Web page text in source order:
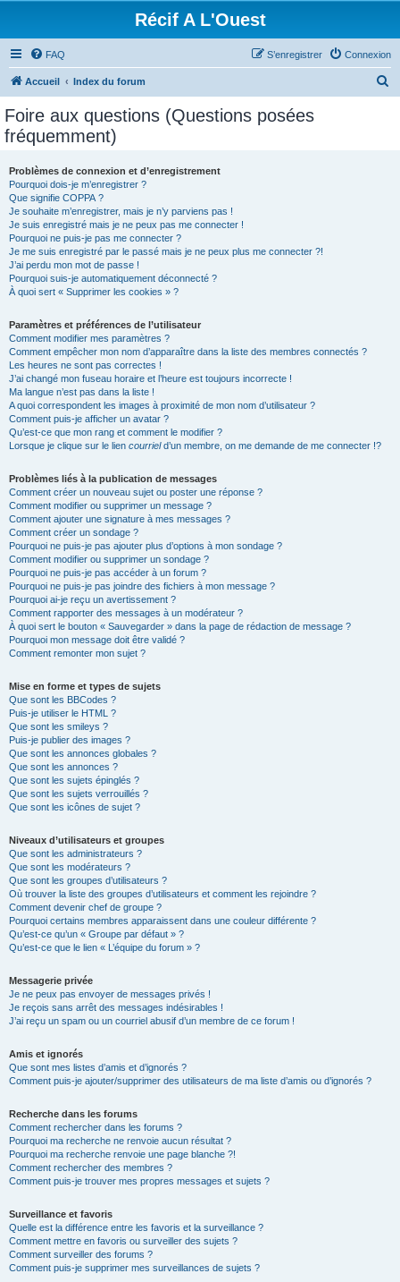
Récif A L'Ouest
FAQ Connexion
S’enregistrer
Accueil Index du forum
Foire aux questions (Questions posées
fréquemment)
Problèmes de connexion et d’enregistrement
Pourquoi dois-je m’enregistrer ?
Que signifie COPPA ?
Je souhaite m’enregistrer, mais je n’y parviens pas !
Je suis enregistré mais je ne peux pas me connecter !
Pourquoi ne puis-je pas me connecter ?
Je me suis enregistré par le passé mais je ne peux plus me connecter ?!
J’ai perdu mon mot de passe !
Pourquoi suis-je automatiquement déconnecté ?
À quoi sert « Supprimer les cookies » ?
Paramètres et préférences de l’utilisateur
Comment modifier mes paramètres ?
Comment empêcher mon nom d’apparaître dans la liste des membres connectés ?
Les heures ne sont pas correctes !
J’ai changé mon fuseau horaire et l’heure est toujours incorrecte !
Ma langue n’est pas dans la liste !
A quoi correspondent les images à proximité de mon nom d’utilisateur ?
Comment puis-je afficher un avatar ?
Qu’est-ce que mon rang et comment le modifier ?
Lorsque je clique sur le lien courrield’un membre, on me demande de me connecter !?
Problèmes liés à la publication de messages
Comment créer un nouveau sujet ou poster une réponse ?
Comment modifier ou supprimer un message ?
Comment ajouter une signature à mes messages ?
Comment créer un sondage ?
Pourquoi ne puis-je pas ajouter plus d’options à mon sondage ?
Comment modifier ou supprimer un sondage ?
Pourquoi ne puis-je pas accéder à un forum ?
Pourquoi ne puis-je pas joindre des fichiers à mon message ?
Pourquoi ai-je reçu un avertissement ?
Comment rapporter des messages à un modérateur ?
À quoi sert le bouton « Sauvegarder » dans la page de rédaction de message ?
Pourquoi mon message doit être validé ?
Comment remonter mon sujet ?
Mise en forme et types de sujets
Que sont les BBCodes ?
Puis-je utiliser le HTML ?
Que sont les smileys ?
Puis-je publier des images ?
Que sont les annonces globales ?
Que sont les annonces ?
Que sont les sujets épinglés ?
Que sont les sujets verrouillés ?
Que sont les icônes de sujet ?
Niveaux d’utilisateurs et groupes
Que sont les administrateurs ?
Que sont les modérateurs ?
Que sont les groupes d’utilisateurs ?
Où trouver la liste des groupes d’utilisateurs et comment les rejoindre ?
Comment devenir chef de groupe ?
Pourquoi certains membres apparaissent dans une couleur différente ?
Qu’est-ce qu’un « Groupe par défaut » ?
Qu’est-ce que le lien « L’équipe du forum » ?
Messagerie privée
Je ne peux pas envoyer de messages privés !
Je reçois sans arrêt des messages indésirables !
J’ai reçu un spam ou un courriel abusif d’un membre de ce forum !
Amis et ignorés
Que sont mes listes d’amis et d’ignorés ?
Comment puis-je ajouter/supprimer des utilisateurs de ma liste d’amis ou d’ignorés ?
Recherche dans les forums
Comment rechercher dans les forums ?
Pourquoi ma recherche ne renvoie aucun résultat ?
Pourquoi ma recherche renvoie une page blanche ?!
Comment rechercher des membres ?
Comment puis-je trouver mes propres messages et sujets ?
Surveillance et favoris
Quelle est la différence entre les favoris et la surveillance ?
Comment mettre en favoris ou surveiller des sujets ?
Comment surveiller des forums ?
Comment puis-je supprimer mes surveillances de sujets ?